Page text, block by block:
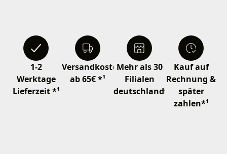
1-2
Werktage
Lieferzeit *¹
Versandkostenfrei
ab 65€ *¹
Mehr als 30
Filialen
deutschlandweit
Kauf auf
Rechnung &
später
zahlen*¹